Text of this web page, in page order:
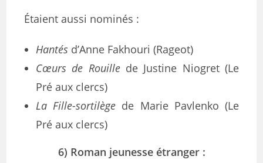
Étaient aussi nominés :
Hantés d’Anne Fakhouri (Rageot)
Cœurs de Rouillede Justine Niogret (Le
Pré aux clercs)
La Fille-sortilège de Marie Pavlenko (Le
Pré aux clercs)
6) Roman jeunesse étranger :